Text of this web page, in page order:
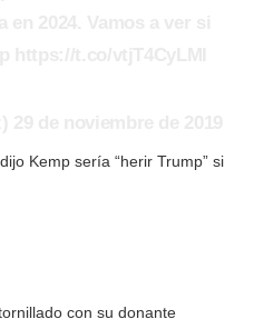
Kemp sería “herir Trump” si
con su donante